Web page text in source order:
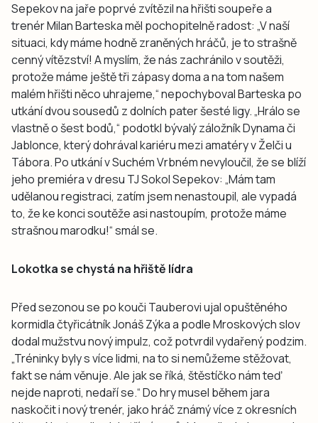
Sepekov na jaře poprvé zvítězil na hřišti soupeře a
trenér Milan Barteska měl pochopitelně radost: „V naší
situaci, kdy máme hodně zraněných hráčů, je to strašně
cenný vítězství! A myslím, že nás zachránilo v soutěži,
protože máme ještě tři zápasy doma a na tom našem
malém hřišti něco uhrajeme,“ nepochyboval Barteska po
utkání dvou sousedů z dolních pater šesté ligy. „Hrálo se
vlastně o šest bodů,“ podotkl bývalý záložník Dynama či
Jablonce, který dohrával kariéru mezi amatéry v Želči u
Tábora. Po utkání v Suchém Vrbném nevyloučil, že se blíží
jeho premiéra v dresu TJ Sokol Sepekov: „Mám tam
udělanou registraci, zatím jsem nenastoupil, ale vypadá
to, že ke konci soutěže asi nastoupím, protože máme
strašnou marodku!“ smál se.
Lokotka se chystá na hřiště lídra
Před sezonou se po kouči Tauberovi ujal opuštěného
kormidla čtyřicátník Jonáš Zýka a podle Mroskových slov
dodal mužstvu nový impulz, což potvrdil vydařený podzim.
„Tréninky byly s více lidmi, na to si nemůžeme stěžovat,
fakt se nám věnuje. Ale jak se říká, štěstíčko nám teď
nejde naproti, nedaří se.“ Do hry musel během jara
naskočit i nový trenér, jako hráč známý více z okresních